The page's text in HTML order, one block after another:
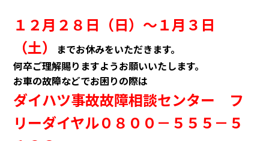
１２月２８日（日）～１月３日
（土）
までお休みをいただきます。
何卒ご理解賜りますようお願いいたします。
お車の故障などでお困りの際は
ダイハツ事故故障相談センター フ
リーダイヤル０８００－５５５－５